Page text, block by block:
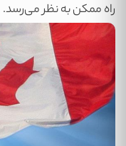
راه ممکن به نظر می‌رسد.